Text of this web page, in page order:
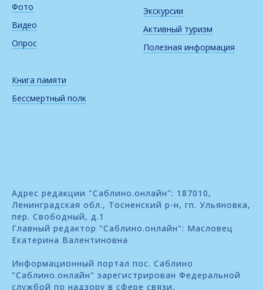
Фото
Видео
Опрос
Книга памяти
Бессмертный полк
Экскурсии
Активный туризм
Полезная информация
Адрес редакции "Саблино.онлайн": 187010,
Ленинградская обл., Тосненский р-н, гп. Ульяновка,
пер. Свободный, д.1
Главный редактор "Саблино.онлайн": Масловец
Екатерина Валентиновна
Информационный портал пос. Саблино
"Саблино.онлайн" зарегистрирован Федеральной
службой по надзору в сфере связи,